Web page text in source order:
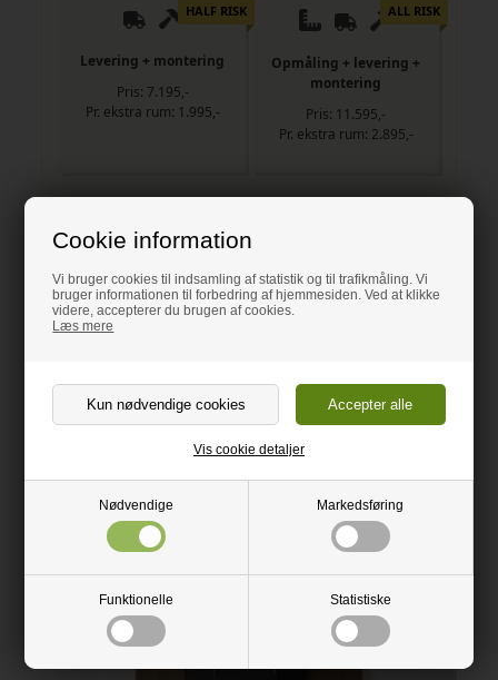
Cookie information
Vi bruger cookies til indsamling af statistik og til trafikmåling. Vi
bruger informationen til forbedring af hjemmesiden. Ved at klikke
videre, accepterer du brugen af cookies.
Læs mere
Nødvendige Markedsføring
Funktionelle Statistiske
Vis cookie detaljer
HALF RISK
Levering + montering
Pris: 7.195,-
Pr. ekstra rum: 1.995,-
ALL RISK
Opmåling + levering +
montering
Pris: 11.595,-
Pr. ekstra rum: 2.895,-
(Gælder kun ved samme type).
Læs mere om hvad der er indeholdt i
Typisk leveringstid på bordplader med opmåling og/eller
montering er 2-3 uger. Du får en komplet tidsplan fra os.
Kran:Vi tilbyder levering med kran til f.eks. etageejendomme
med smalle opgange. Tillægspris: 4.995,-
Produktegenskaber
Pris
Dekton®